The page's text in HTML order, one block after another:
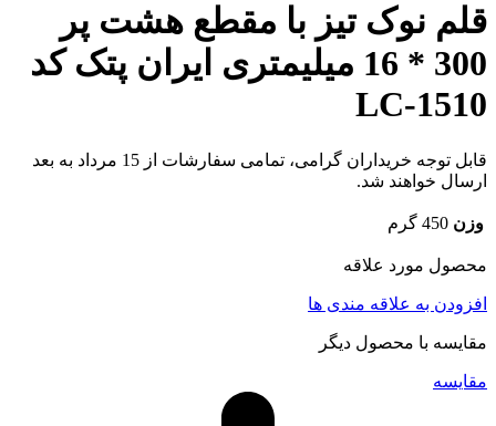
قلم نوک تیز با مقطع هشت پر
300 * 16 میلیمتری ایران پتک کد
LC-1510
قابل توجه خریداران گرامی، تمامی سفارشات از 15 مرداد به بعد
ارسال خواهند شد.
وزن 450 گرم
محصول مورد علاقه
افزودن به علاقه مندی ها
مقایسه با محصول دیگر
مقایسه